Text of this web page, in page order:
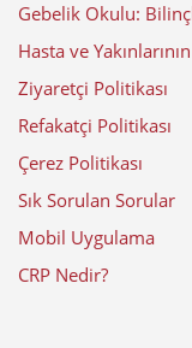
Gebelik Okulu:
Hasta ve
Ziyaretçi Politikası
Refakatçi Politikası
Çerez Politikası
Sık Sorulan Sorular
Mobil Uygulama
CRP Nedir?